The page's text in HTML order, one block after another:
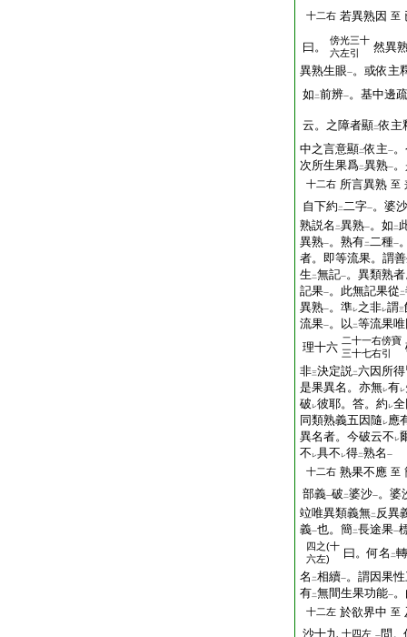
十二右 若異熟因 至
曰。 傍光三十
六左引
然異
異熟生眼一。或依主
如 二前辨一。基中邊疏
云。之障者顯二依主
中之言意顯二依主一
次所生果爲二異熟一
十二右 所言異熟 至
自下約 二二字一。婆
熟説名 二異熟一。如 二
異熟一。熟有二二種一
者。即等流果。謂
生 二無記一。異類熟
記果一。此無記果從 二
異熟一。準レ之非レ謂三
流果一。以 二等流果
理十六 二十一右傍寶
三十七右引
非三決定説二六因所
是果異名。亦無レ有レ
破 レ彼耶。答。約 レ
同類熟義五因隨 レ應
異名者。今破云不 レ
不 レ具不 レ得二熟名 一
十二右 熟果不應 至
部義一破 二婆沙一。婆
竝唯異類義無二 反異
義一也。簡二長途果一
四之(十
六左)
曰。何名 二
名 二相續一。謂因果
有二無間生果功能一
十二左 於欲界中 至
沙十九 十四左 問